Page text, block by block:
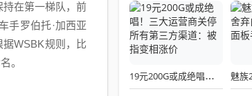
在第一梯队，前
手罗伯托·加西亚
WSBK规则，比
。
19元200G或成绝唱！三大运营商关停所有第三方渠道：被指变相涨价